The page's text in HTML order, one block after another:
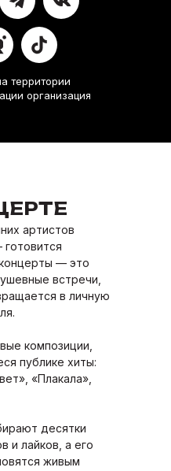
территории
организация
артистов
— это
встречи,
в личную
композиции,
публике хиты:
«Плакала»,
десятки
и лайков, а его
живым